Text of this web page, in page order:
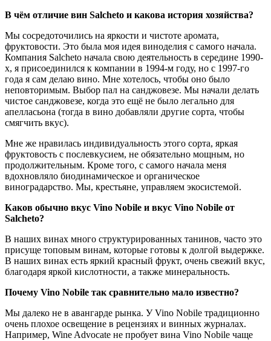
В чём отличие вин Salcheto и какова история хозяйства?
Мы сосредоточились на яркости и чистоте аромата,
фруктовости. Это была моя идея виноделия с самого начала.
Компания Salcheto начала свою деятельность в середине 1990-
х, я присоединился к компании в 1994-м году, но с 1997-го
года я сам делаю вино. Мне хотелось, чтобы оно было
неповторимым. Выбор пал на санджовезе. Мы начали делать
чистое санджовезе, когда это ещё не было легально для
апелласьона (тогда в вино добавляли другие сорта, чтобы
смягчить вкус).
Мне же нравилась индивидуальность этого сорта, яркая
фруктовость с послевкусием, не обязательно мощным, но
продолжительным. Кроме того, с самого начала меня
вдохновляло биодинамическое и органическое
виноградарство. Мы, крестьяне, управляем экосистемой.
Каков обычно вкус Vino Nobile и вкус Vino Nobile от
Salcheto?
В наших винах много структурированных танинов, часто это
присуще топовым винам, которые готовы к долгой выдержке.
В наших винах есть яркий красный фрукт, очень свежий вкус,
благодаря яркой кислотности, а также минеральность.
Почему Vino Nobile так сравнительно мало известно?
Мы далеко не в авангарде рынка. У Vino Nobile традиционно
очень плохое освещение в рецензиях и винных журналах.
Например, Wine Advocate не пробует вина Vino Nobile чаще